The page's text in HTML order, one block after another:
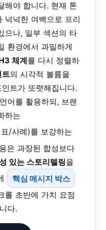
해야 합니다. 현재 톤
넉넉한 여백으로 프리
으나, 일부 섹션의 타
환경에서 과밀하게
체계를 다시 정렬하
트의 시각적 볼륨을
트가 또렷해집니다.
어를 활용하되, 브랜
하는
/사례)를 보강하는
은 과장된 합성보다
있는 스토리텔링을
핵심 메시지 박스
롤 초반에 가치 요점
다.